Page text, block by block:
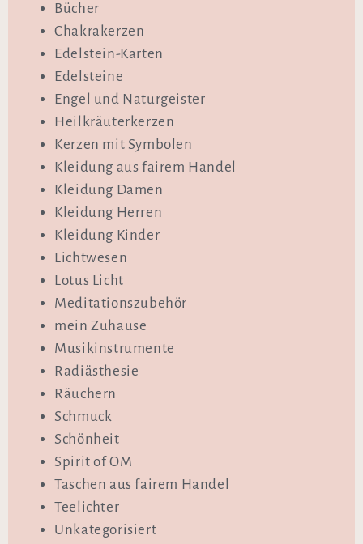
Bücher
Chakrakerzen
Edelstein-Karten
Edelsteine
Engel und Naturgeister
Heilkräuterkerzen
Kerzen mit Symbolen
Kleidung aus fairem Handel
Kleidung Damen
Kleidung Herren
Kleidung Kinder
Lichtwesen
Lotus Licht
Meditationszubehör
mein Zuhause
Musikinstrumente
Radiästhesie
Räuchern
Schmuck
Schönheit
Spirit of OM
Taschen aus fairem Handel
Teelichter
Unkategorisiert